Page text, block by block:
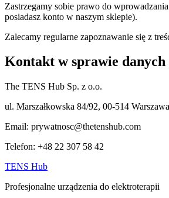
Zastrzegamy sobie prawo do
posiadasz konto w naszym sklepie).
Zalecamy regularne zapoznawanie się z
Kontakt w sprawie danych
The TENS Hub Sp. z o.o.
ul. Marszałkowska 84/92, 00-514 Warszawa
Email: prywatnosc@thetenshub.com
Telefon: +48 22 307 58 42
TENS Hub
Profesjonalne urządzenia do elektroterapii